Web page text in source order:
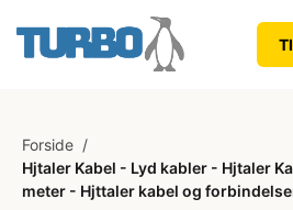
Forside /
Hjtaler Kabel - Lyd kabler - Hjtaler
meter - Hjttaler kabel og